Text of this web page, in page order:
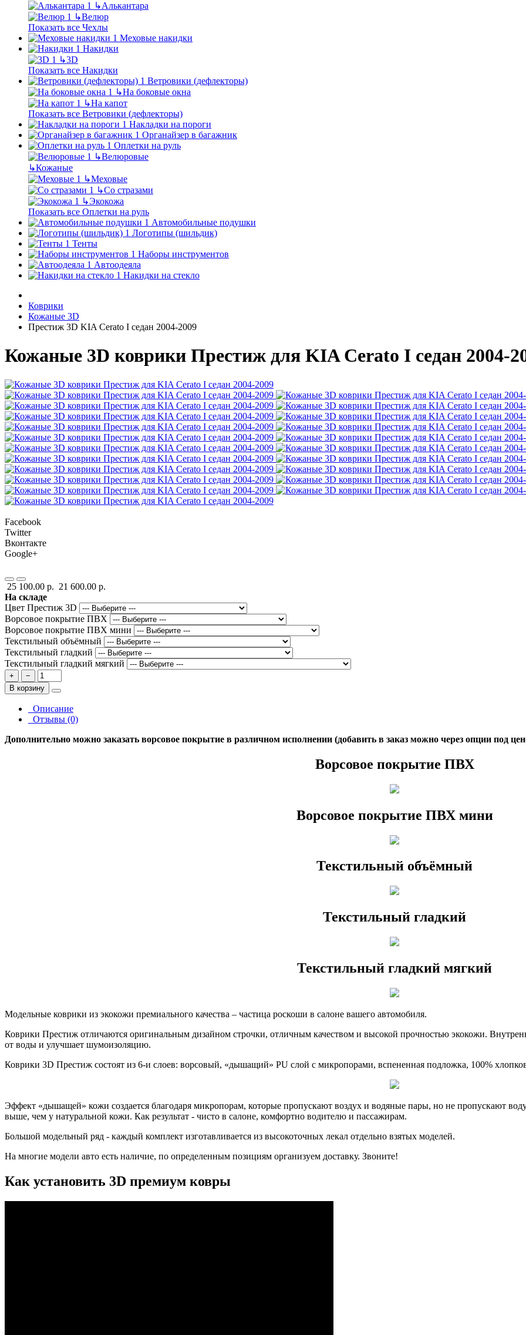
↳Алькантара
↳Велюр
Показать все Чехлы
Меховые накидки
Накидки
↳3D
Показать все Накидки
Ветровики (дефлекторы)
↳На боковые окна
↳На капот
Показать все Ветровики (дефлекторы)
Накладки на пороги
Органайзер в багажник
Оплетки на руль
↳Велюровые
↳Кожаные
↳Меховые
↳Со стразами
↳Экокожа
Показать все Оплетки на руль
Автомобильные подушки
Логотипы (шильдик)
Тенты
Наборы инструментов
Автоодеяла
Накидки на стекло
Коврики
Кожаные 3D
Престиж 3D KIA Cerato I седан 2004-2009
Кожаные 3D коврики Престиж для KIA Cerato I седан 2004-
Facebook
Twitter
Вконтакте
Google+
25 100.00 р. 21 600.00 р.
На складе
Цвет Престиж 3D
Ворсовое покрытие ПВХ
Ворсовое покрытие ПВХ мини
Текстильный объёмный
Текстильный гладкий
Текстильный гладкий мягкий
+
−
В корзину
Описание
Отзывы (0)
Дополнительно можно заказать ворсовое покрытие в различном исполнении (добавить в заказ можно через опции под
Ворсовое покрытие ПВХ
Ворсовое покрытие ПВХ мини
Текстильный объёмный
Текстильный гладкий
Текстильный гладкий мягкий
Модельные коврики из экокожи премиального качества – частица роскоши в салоне вашего автомобиля.
Коврики Престиж отличаются оригинальным дизайном строчки, отличным качеством и высокой прочностью экокожи.
от воды и улучшает шумоизоляцию.
Коврики 3D Престиж состоят из 6-и слоев: ворсовый, «дышащий» PU слой с микропорами, вспененная подложка, 100%
Эффект «дышащей» кожи создается благодаря микропорам, которые пропускают воздух и водяные пары, но не пропускают
выше, чем у натуральной кожи. Как результат - чисто в салоне, комфортно водителю и пассажирам.
Большой модельный ряд - каждый комплект изготавливается из высокоточных лекал отдельно взятых моделей.
На многие модели авто есть наличие, по определенным позициям организуем доставку. Звоните!
Как установить 3D премиум ковры